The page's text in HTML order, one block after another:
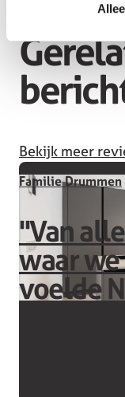
Bekijk meer
Familie Drummen
''Van
waar
voelde